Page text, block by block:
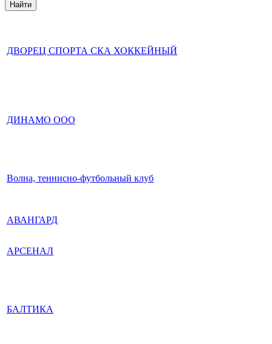
ДВОРЕЦ СПОРТА СКА ХОККЕЙНЫЙ
ДИНАМО ООО
Волна, теннисно-футбольный клуб
АВАНГАРД
АРСЕНАЛ
БАЛТИКА